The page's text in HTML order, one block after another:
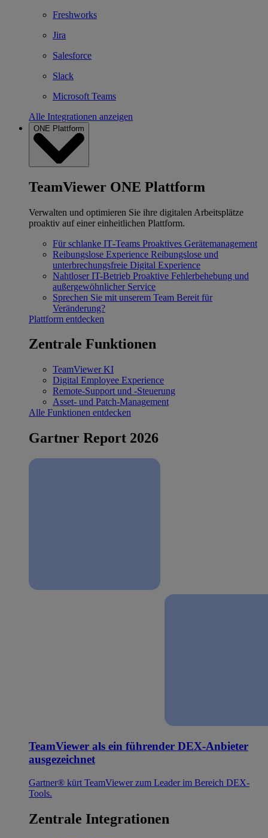
Freshworks
Jira
Salesforce
Slack
Microsoft Teams
Alle Integrationen anzeigen
ONE Plattform
TeamViewer ONE Plattform
Verwalten und optimieren Sie ihre digitalen Arbeitsplätze
proaktiv auf einer einheitlichen Plattform.
Für schlanke IT‐Teams Proaktives Gerätemanagement
Reibungslose Experience Reibungslose und
unterbrechungsfreie Digital Experience
Nahtloser IT-Betrieb Proaktive Fehlerbehebung und
außergewöhnlicher Service
Sprechen Sie mit unserem Team Bereit für
Veränderung?
Plattform entdecken
Zentrale Funktionen
TeamViewer KI
Digital Employee Experience
Remote-Support und -Steuerung
Asset- und Patch-Management
Alle Funktionen entdecken
Gartner Report 2026
TeamViewer als ein führender DEX-Anbieter
ausgezeichnet
Gartner® kürt TeamViewer zum Leader im Bereich DEX-
Tools.
Zentrale Integrationen